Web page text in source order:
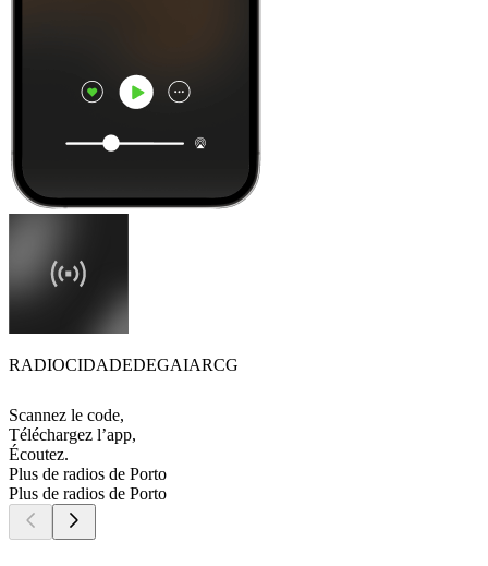
RADIOCIDADEDEGAIARCG
Scannez le code,
Téléchargez l’app,
Écoutez.
Plus de radios de Porto
Plus de radios de Porto